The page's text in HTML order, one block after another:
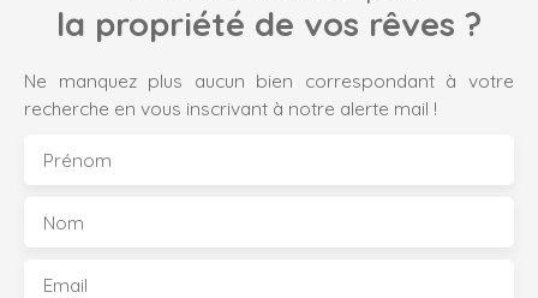
la propriété de vos rêves ?
Ne manquez plus aucun bien correspondant à votre
recherche en vous inscrivant à notre alerte mail !
Prénom
Nom
Email